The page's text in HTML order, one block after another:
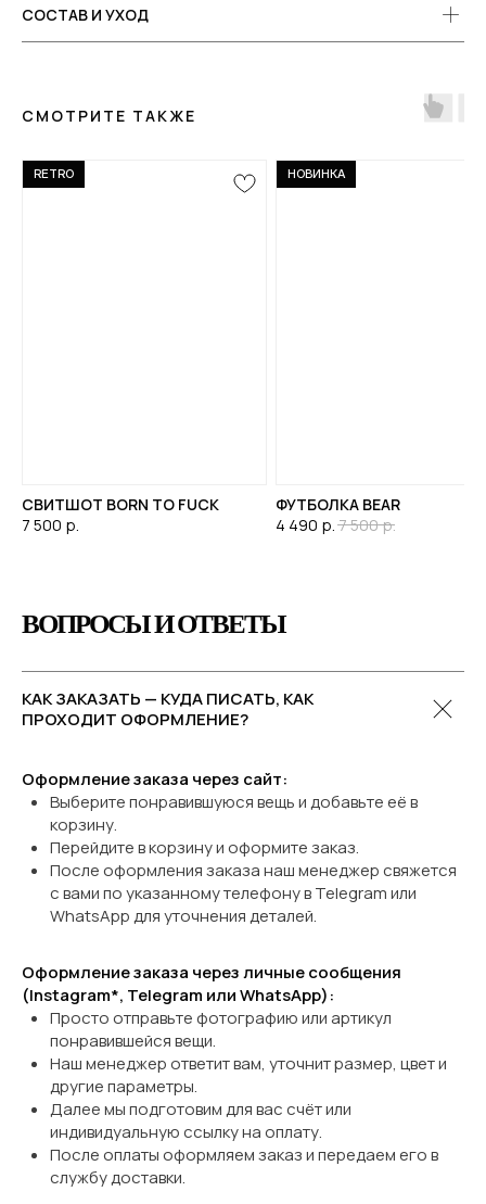
СОСТАВ И УХОД
СМОТРИТЕ ТАКЖЕ
RETRO
СВИТШОТ BORN TO FUCK
7 500 р.
НОВИНКА
ФУТБОЛКА BEAR
4 490 р. 7 500 р.
ВОПРОСЫ И ОТВЕТЫ
КАК ЗАКАЗАТЬ — КУДА ПИСАТЬ, КАК
ПРОХОДИТ ОФОРМЛЕНИЕ?
Оформление заказа через сайт:
Выберите понравившуюся вещь и добавьте её в
корзину.
Перейдите в корзину и оформите заказ.
После оформления заказа наш менеджер свяжется
с вами по указанному телефону в Telegram или
WhatsAppдля уточнения деталей.
Оформление заказа через личные сообщения
(Instagram*, Telegram или WhatsApp):
Просто отправьте фотографию или артикул
понравившейся вещи.
Наш менеджер ответит вам, уточнит размер, цвет и
другие параметры.
Далее мы подготовим для вас счёт или
индивидуальную ссылку на оплату.
После оплаты оформляем заказ и передаем его в
службу доставки.